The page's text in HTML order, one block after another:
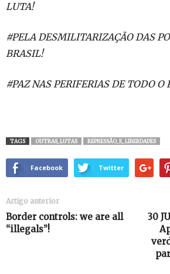
LUTA!
#PELA DESMILITARIZAÇÃO DAS
BRASIL!
#PAZ NAS PERIFERIAS DE TODO O
TAGS OUTRAS_LUTAS REPRESSÃO_E_LIBERDADES
Facebook Twitter
Artigo anterior
Border controls: we are all
“illegals”!
30